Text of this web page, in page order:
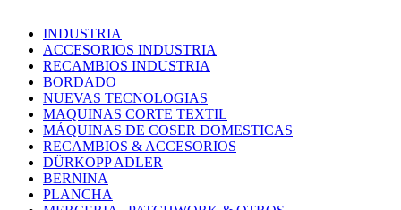
INDUSTRIA
ACCESORIOS INDUSTRIA
RECAMBIOS INDUSTRIA
BORDADO
NUEVAS TECNOLOGIAS
MAQUINAS CORTE TEXTIL
MÁQUINAS DE COSER DOMESTICAS
RECAMBIOS & ACCESORIOS
DÜRKOPP ADLER
BERNINA
PLANCHA